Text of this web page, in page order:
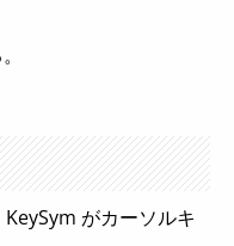
がカーソルキ